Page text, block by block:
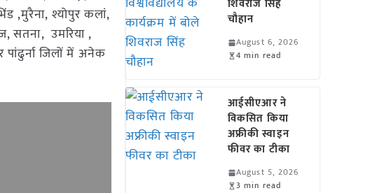
,मुरैना, श्योपुर कलां,
सतना, उमरिया ,
पांढुर्ना जिलों में अनेक
शिवराज सिंह
चौहान
August 6, 2026
4 min read
आईसीएआर ने
विकसित किया
अफ्रीकी स्वाइन
फीवर का टीका
August 5, 2026
3 min read